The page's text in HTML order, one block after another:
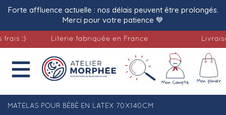
Forte affluence actuelle : nos délais peuvent être prolongés.
Merci pour votre patience 💙
:) Literie fabriquée en France Livraison

MATELAS POUR BÉBÉ EN LATEX 70X140CM